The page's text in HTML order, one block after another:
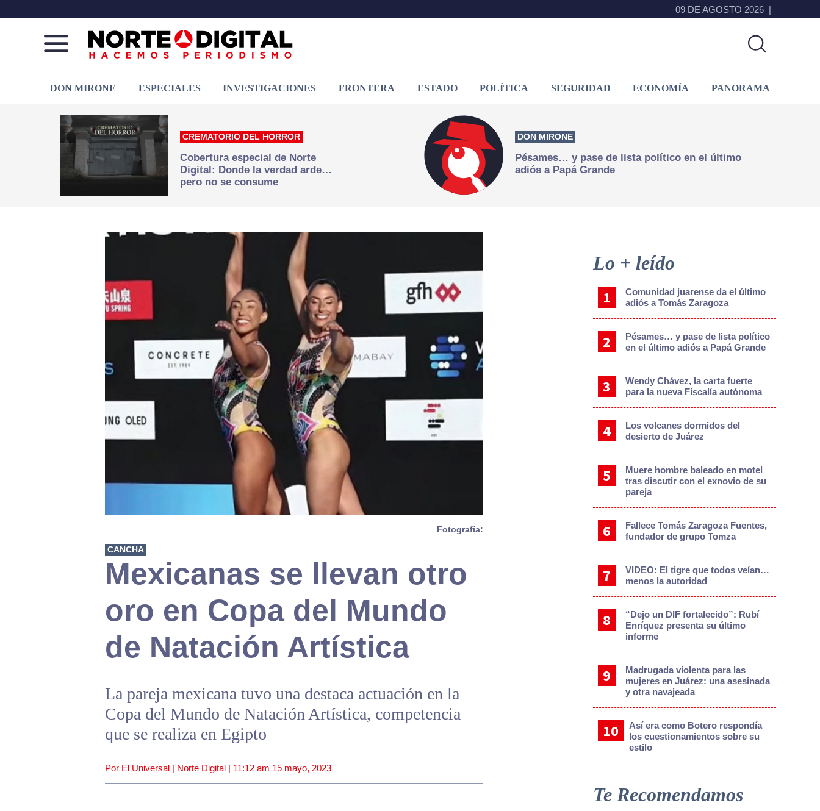
09 DE AGOSTO 2026
de
Juárez
que
hacemos periodismo
DON MIRONE ESPECIALES INVESTIGACIONES FRONTERA ESTADO POLÍTICA SEGURIDAD ECONOMÍA PANORAMA
CREMATORIO DEL HORROR
Cobertura especial de Norte
Digital: Donde la verdad arde…
pero no se consume
DON MIRONE
Pésames… y pase de lista político en el último
adiós a Papá Grande
Fotografía:
CANCHA
Mexicanas se llevan otro
oro en Copa del Mundo
de Natación Artística
La pareja mexicana tuvo una destaca actuación en la
Copa del Mundo de Natación Artística, competencia
que se realiza en Egipto
Por El Universal | Norte Digital | 11:12 am 15 mayo, 2023
Sidebar
Lo + leído
Comunidad juarense da el último
adiós a Tomás Zaragoza
Pésames… y pase de lista político
en el último adiós a Papá Grande
Wendy Chávez, la carta fuerte
para la nueva Fiscalía autónoma
Los volcanes dormidos del
desierto de Juárez
Muere hombre baleado en motel
tras discutir con el exnovio de su
pareja
Fallece Tomás Zaragoza Fuentes,
fundador de grupo Tomza
VIDEO: El tigre que todos veían…
menos la autoridad
“Dejo un DIF fortalecido”: Rubí
Enríquez presenta su último
informe
Madrugada violenta para las
mujeres en Juárez: una asesinada
y otra navajeada
Así era como Botero respondía
los cuestionamientos sobre su
estilo
Te Recomendamos